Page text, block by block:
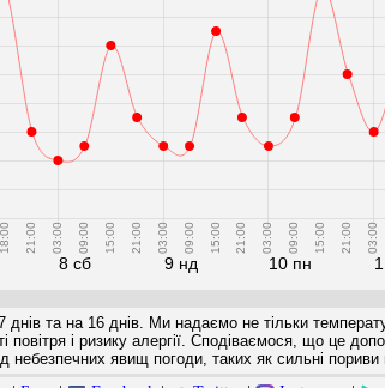
18:00 21:00
8 сб
03:00 09:00 15:00 21:00
9 нд
03:00 09:00 15:00 21:00
10 пн
03:00 09:00 15:00 21:00 03:00
днів та на 16 днів. Ми надаємо не тільки
повітря і ризику алергії. Сподіваємося, що це
небезпечних явищ погоди, таких як сильні пориви